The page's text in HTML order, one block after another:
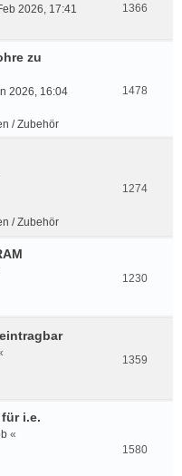
2026, 17:41
1366
zu
2026, 16:04
/ Zubehör
1478
/ Zubehör
1274
1230
1359
i.e.
«
1580